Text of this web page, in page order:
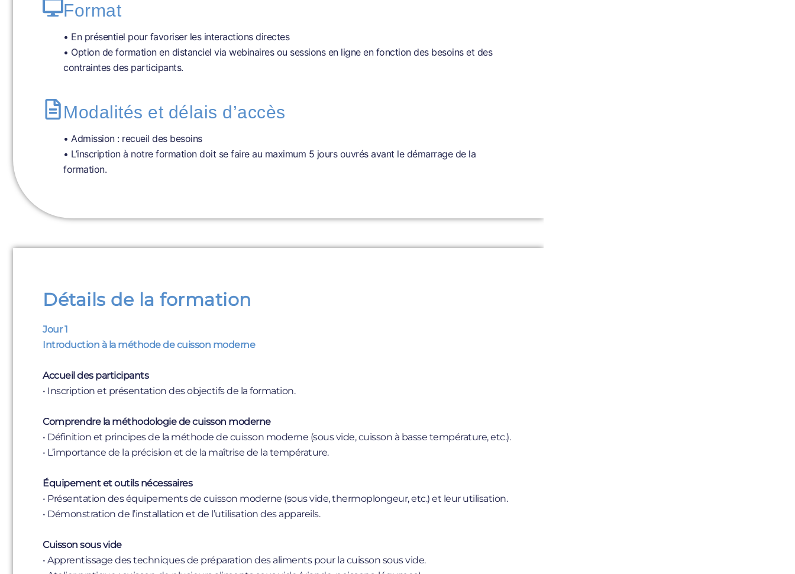
Format
• En présentiel pour favoriser les interactions directes
• Option de formation en distanciel via webinaires ou sessions en ligne en fonction des besoins et des
contraintes des participants.
Modalités et délais d’accès
• Admission : recueil des besoins
• L’inscription à notre formation doit se faire au maximum 5 jours ouvrés avant le démarrage de la
formation.
Détails de la formation
Jour 1
Introduction à la méthode de cuisson moderne
Accueil des participants
• Inscription et présentation des objectifs de la formation.
Comprendre la méthodologie de cuisson moderne
• Définition et principes de la méthode de cuisson moderne (sous vide, cuisson à basse température, etc.).
• L’importance de la précision et de la maîtrise de la température.
Équipement et outils nécessaires
• Présentation des équipements de cuisson moderne (sous vide, thermoplongeur, etc.) et leur utilisation.
• Démonstration de l’installation et de l’utilisation des appareils.
Cuisson sous vide
• Apprentissage des techniques de préparation des aliments pour la cuisson sous vide.